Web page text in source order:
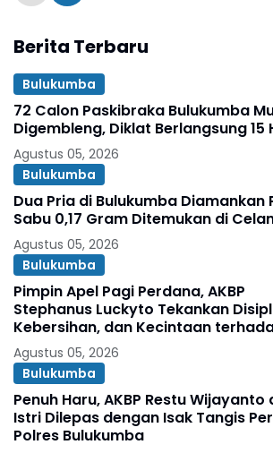
Berita Terbaru
Bulukumba
72 Calon Paskibraka Bulukumba
Digembleng, Diklat Berlangsung 15
Agustus 05, 2026
Bulukumba
Dua Pria di Bulukumba Diamankan
Sabu 0,17 Gram Ditemukan di
Agustus 05, 2026
Bulukumba
Pimpin Apel Pagi Perdana, AKBP
Stephanus Luckyto Tekankan
Kebersihan, dan Kecintaan
Organisasi
Agustus 05, 2026
Bulukumba
Penuh Haru, AKBP Restu Wijayanto
Istri Dilepas dengan Isak Tangis
Polres Bulukumba